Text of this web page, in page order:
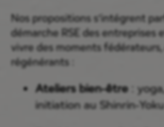
Nos propositions s’intégrent
démarche RSE des
vivre des moments
régénérants :
Ateliers bien-être:
initiation au Shinrin-